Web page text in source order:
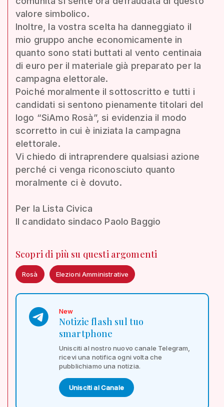
valore simbolico.
Inoltre, la vostra scelta ha danneggiato il
mio gruppo anche economicamente in
quanto sono stati buttati al vento centinaia
di euro per il materiale già preparato per la
campagna elettorale.
Poiché moralmente il sottoscritto e tutti i
candidati si sentono pienamente titolari del
logo “SiAmo Rosà”, si evidenzia il modo
scorretto in cui è iniziata la campagna
elettorale.
Vi chiedo di intraprendere qualsiasi azione
perché ci venga riconosciuto quanto
moralmente ci è dovuto.
Per la Lista Civica
Il candidato sindaco Paolo Baggio
Scopri di più su questi argomenti
Rosà Elezioni Amministrative
New
Notizie flash sul tuo
smartphone
Unisciti al nostro nuovo canale Telegram,
ricevi una notifica ogni volta che
pubblichiamo una notizia.
Unisciti al Canale